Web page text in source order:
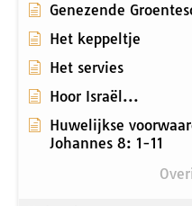
Genezende
Het keppeltje
Het servies
Hoor Israël...
Huwelijkse
Johannes 8: 1-11